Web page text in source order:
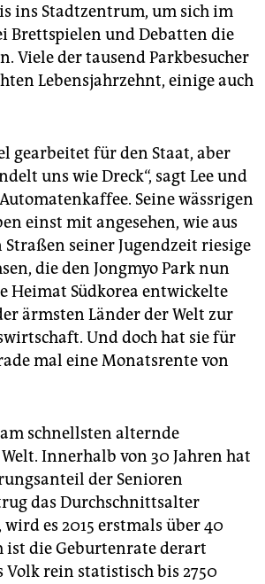
ins Stadtzentrum, um sich im
Brettspielen und Debatten die
Viele der tausend Parkbesucher
Lebensjahrzehnt, einige auch
gearbeitet für den Staat, aber
uns wie Dreck“, sagt Lee und
Seine wässrigen
einst mit angesehen, wie aus
seiner Jugendzeit riesige
die den Jongmyo Park nun
Heimat Südkorea entwickelte
ärmsten Länder der Welt zur
Und doch hat sie für
mal eine Monatsrente von
schnellsten alternde
Innerhalb von 30 Jahren hat
der Senioren
das Durchschnittsalter
wird es 2015 erstmals über 40
ist die Geburtenrate derart
Volk rein statistisch bis 2750